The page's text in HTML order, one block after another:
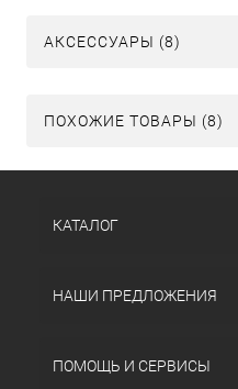
АКСЕССУАРЫ (8)
ПОХОЖИЕ ТОВАРЫ (8)
КАТАЛОГ
НАШИ ПРЕДЛОЖЕНИЯ
ПОМОЩЬ И СЕРВИСЫ